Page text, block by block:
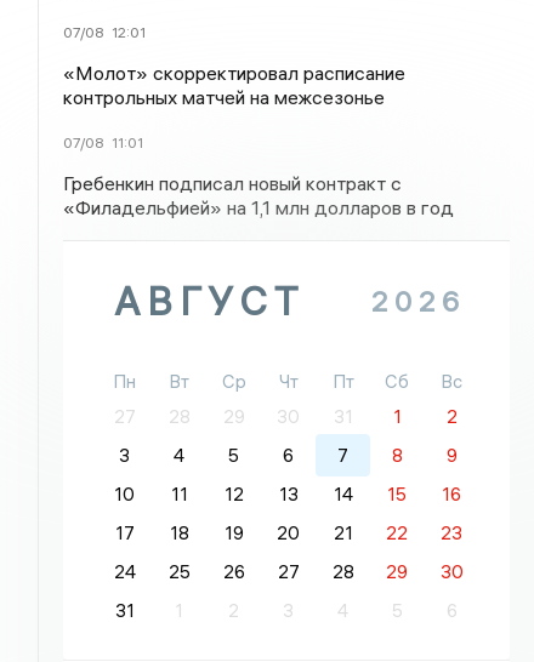
07/08 12:01
«Молот» скорректировал расписание
контрольных матчей на межсезонье
07/08 11:01
Гребенкин подписал новый контракт с
«Филадельфией» на 1,1 млн долларов в год
АВГУСТ 2026
Пн Вт Ср Чт Пт Сб
Вс
27
28 29 30 31 1
2
3
4 5 6 7 8
9
10
11 12 13 14 15
16
17
18 19 20 21 22
23
24
25 26 27 28 29
30
31
1 2 3 4 5 6